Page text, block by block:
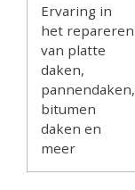
Ervaring in
het repareren
van platte
daken,
pannendaken,
bitumen
daken en
meer